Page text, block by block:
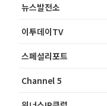
뉴스발전소
이투데이TV
스페셜리포트
Channel 5